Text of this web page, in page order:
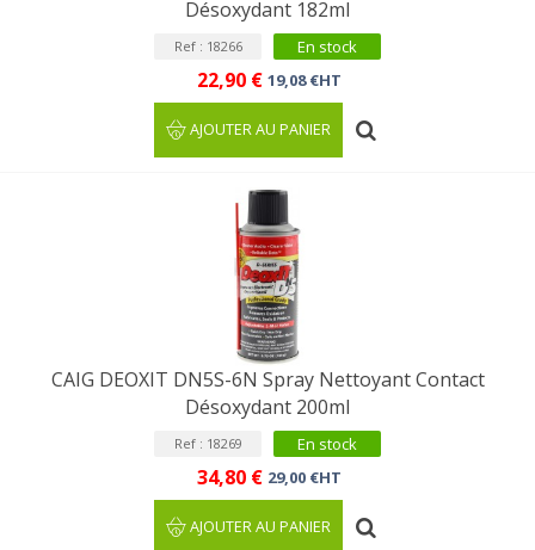
Désoxydant 182ml
Ref : 18266 En stock
22,90 € 19,08 €HT
AJOUTER AU PANIER
CAIG DEOXIT DN5S-6N Spray Nettoyant Contact
Désoxydant 200ml
Ref : 18269 En stock
34,80 € 29,00 €HT
AJOUTER AU PANIER